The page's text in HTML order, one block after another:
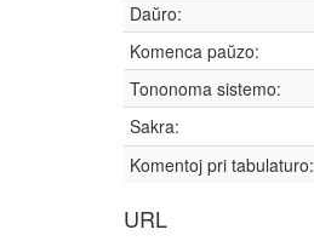
Daŭro:
Komenca paŭzo:
Tononoma sistemo:
Sakra:
Komentoj pri tabulaturo:
URL